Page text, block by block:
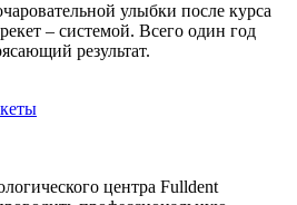
улыбки после курса
– системой. Всего один год
результат.
центра Fulldent